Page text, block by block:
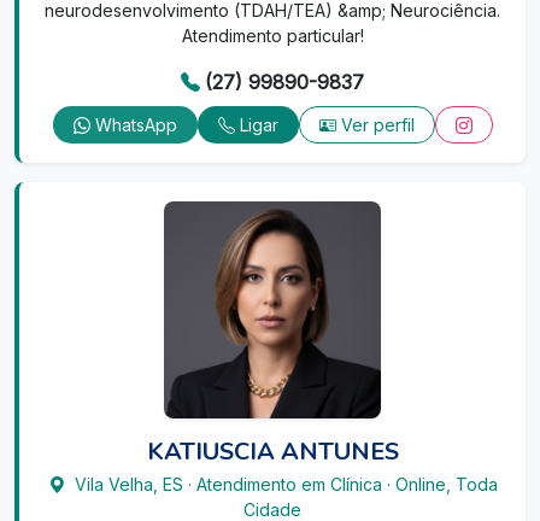
neurodesenvolvimento (TDAH/TEA) &amp; Neurociência.
Atendimento particular!
(27) 99890-9837
WhatsApp Ligar Ver perfil
KATIUSCIA ANTUNES
Vila Velha ES · Atendimento em Clínica · Online, Toda
Cidade